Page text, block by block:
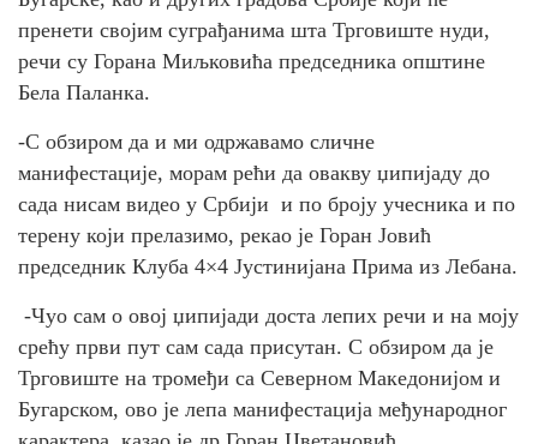
пренети својим суграђанима шта Трговиште нуди,
речи су Горана Миљковића председника општине
Бела Паланка.
-С обзиром да и ми одржавамо сличне
манифестације, морам рећи да овакву џипијаду до
сада нисам видео у Србији и по броју учесника и по
терену који прелазимо, рекао је Горан Јовић
председник Клуба 4×4 Јустинијана Прима из Лебана.
-Чуо сам о овој џипијади доста лепих речи и на моју
срећу први пут сам сада присутан. С обзиром да је
Трговиште на тромеђи са Северном Македонијом и
Бугарском, ово је лепа манифестација међународног